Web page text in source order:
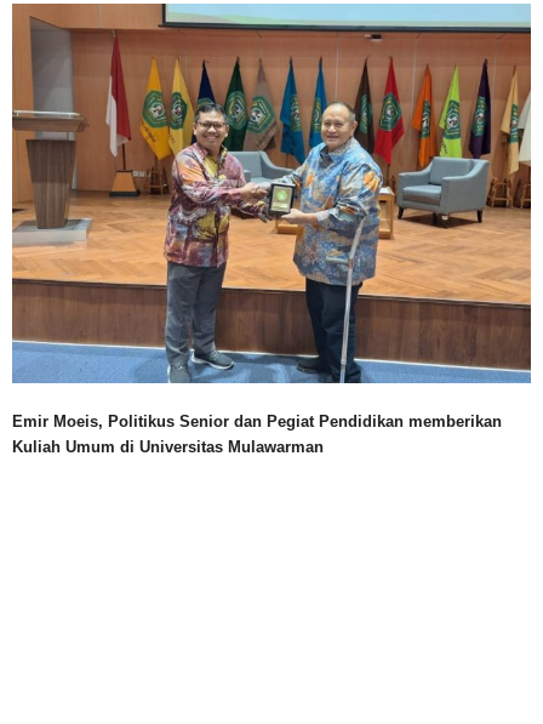
Emir Moeis, Politikus Senior dan Pegiat Pendidikan memberikan
Kuliah Umum di Universitas Mulawarman